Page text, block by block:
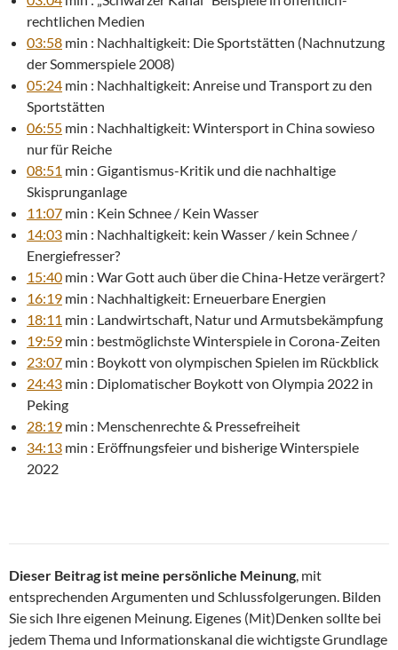
rechtlichen Medien
03:58 min : Nachhaltigkeit: Die Sportstätten (Nachnutzung
der Sommerspiele 2008)
05:24 min : Nachhaltigkeit: Anreise und Transport zu den
Sportstätten
06:55 min : Nachhaltigkeit: Wintersport in China sowieso
nur für Reiche
08:51 min : Gigantismus-Kritik und die nachhaltige
Skisprunganlage
11:07 min : Kein Schnee / Kein Wasser
14:03 min : Nachhaltigkeit: kein Wasser / kein Schnee /
Energiefresser?
15:40 min : War Gott auch über die China-Hetze verärgert?
16:19 min : Nachhaltigkeit: Erneuerbare Energien
18:11 min : Landwirtschaft, Natur und Armutsbekämpfung
19:59 min : bestmöglichste Winterspiele in Corona-Zeiten
23:07 min : Boykott von olympischen Spielen im Rückblick
24:43 min : Diplomatischer Boykott von Olympia 2022 in
Peking
28:19 min : Menschenrechte & Pressefreiheit
34:13 min : Eröffnungsfeier und bisherige Winterspiele
2022
Dieser Beitrag ist meine persönliche Meinung , mit
entsprechenden Argumenten und Schlussfolgerungen. Bilden
Sie sich Ihre eigenen Meinung. Eigenes (Mit)Denken sollte bei
jedem Thema und Informationskanal die wichtigste Grundlage